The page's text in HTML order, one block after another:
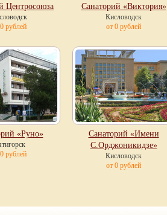
Центросоюза
рублей
Санаторий «Виктория»
Кисловодск
от 0 рублей
«Руно»
рублей
Санаторий «Имени
С.Орджоникидзе»
Кисловодск
от 0 рублей